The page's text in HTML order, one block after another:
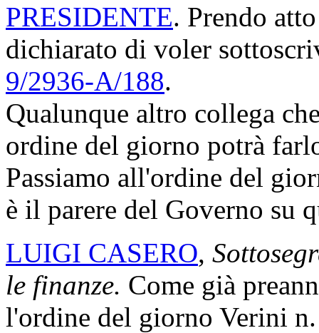
PRESIDENTE. Prendo
dichiarato di voler
9/2936-A/188.
Qualunque altro collega
ordine del giorno potrà
Passiamo all'ordine del
è il parere del Governo su
LUIGI CASERO,
le finanze. Come già
l'ordine del giorno Verini